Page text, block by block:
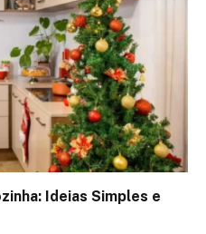
Ideias Simples e